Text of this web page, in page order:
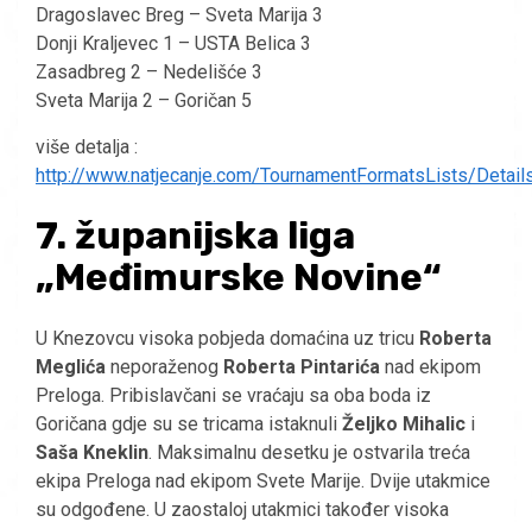
Dragoslavec Breg – Sveta Marija 3
Donji Kraljevec 1 – USTA Belica 3
Zasadbreg 2 – Nedelišće 3
Sveta Marija 2 – Goričan 5
više detalja :
http://www.natjecanje.com/TournamentFormatsLists/
7. županijska liga
„Međimurske Novine“
U Knezovcu visoka pobjeda domaćina uz tricu Roberta
Meglića neporaženog Roberta Pintarića nad ekipom
Preloga. Pribislavčani se vraćaju sa oba boda iz
Goričana gdje su se tricama istaknuli Željko Mihalic i
Saša Kneklin. Maksimalnu desetku je ostvarila treća
ekipa Preloga nad ekipom Svete Marije. Dvije utakmice
su odgođene. U zaostaloj utakmici također visoka